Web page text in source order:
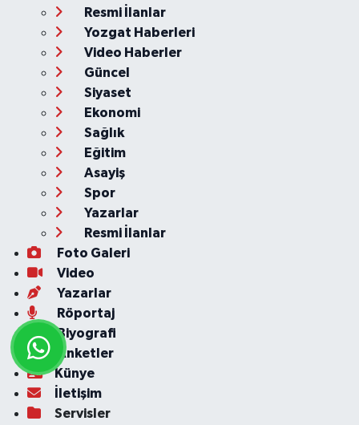
Resmi İlanlar
Yozgat Haberleri
Video Haberler
Güncel
Siyaset
Ekonomi
Sağlık
Eğitim
Asayiş
Spor
Yazarlar
Resmi İlanlar
Foto Galeri
Video
Yazarlar
Röportaj
Biyografi
Anketler
Künye
İletişim
Servisler